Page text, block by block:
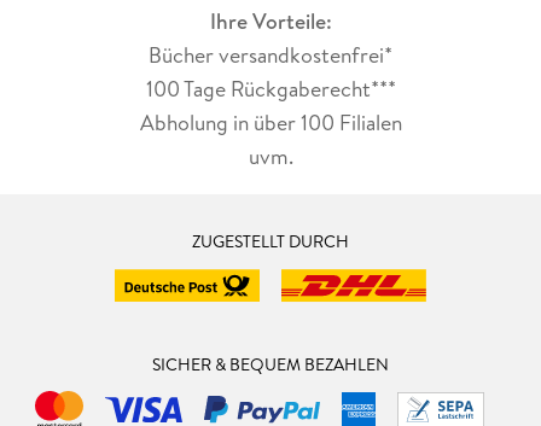
Ihre Vorteile:
Bücher versandkostenfrei*
100 Tage Rückgaberecht***
Abholung in über 100 Filialen
uvm.
ZUGESTELLT DURCH
SICHER & BEQUEM BEZAHLEN